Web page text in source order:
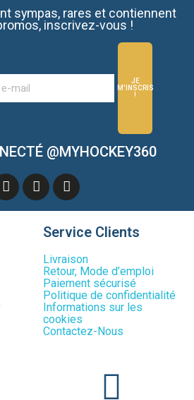
sympas, rares et contiennent
inscrivez-vous !
JE
M'INSCRIS
!
@MYHOCKEY360
Service Clients
Livraison
Retour, Mode d’emploi
Paiement sécurisé
Politique de confidentialité
Informations sur les
cookies
Contactez-Nous